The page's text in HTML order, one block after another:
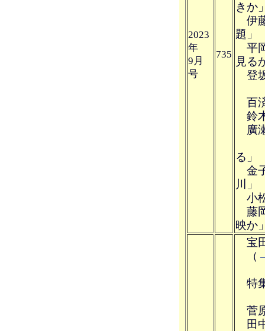
2023
年
9月
号
735
きか
伊
題」
平
見る
登
百
鈴
廣
る」
金
川」
小
藤
映か
宝
（
特
菅
田